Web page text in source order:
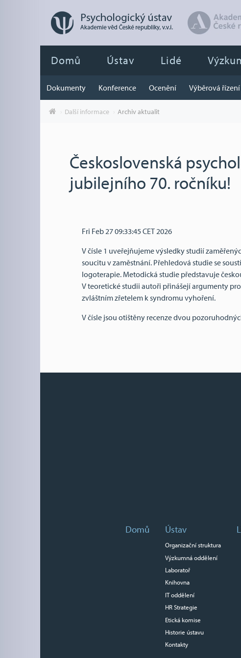
Domů Ústav Lidé
Dokumenty Konference Ocenění Výběrová řízení
Další informace Archiv aktualit
Československá
jubilejního 70. ročníku!
Fri Feb 27 09:33:45 CET 2026
V čísle 1 uveřejňujeme výsledky studií
soucitu v zaměstnání. Přehledová studie se
logoterapie. Metodická studie představuje
V teoretické studii autoři přinášejí argumenty
zvláštním zřetelem k syndromu vyhoření.
V čísle jsou otištěny recenze dvou
Domů Ústav
Organizační struktura
Výzkumná oddělení
Laboratoř
Knihovna
IT oddělení
HR Strategie
Etická komise
Historie ústavu
Kontakty